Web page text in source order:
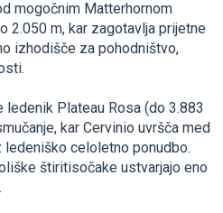
mogočnim Matterhornom
2.050 m, kar zagotavlja prijetne
izhodišče za pohodništvo,
Plateau Rosa (do 3.883
kar Cervinio uvršča med
celoletno ponudbo.
štiritisočake ustvarjajo eno